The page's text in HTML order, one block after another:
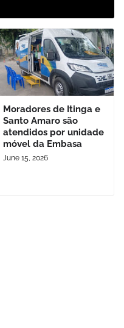
Moradores de Itinga e
Santo Amaro são
atendidos por unidade
móvel da Embasa
June 15, 2026